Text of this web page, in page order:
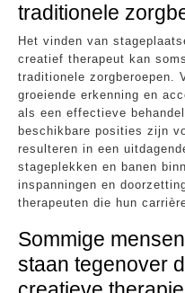
traditionele
Het vinden van
creatief therapeut kan
traditionele zorgberoepen.
groeiende erkenning en
als een effectieve
beschikbare posities zijn
resulteren in een
stageplekken en banen
inspanningen en
therapeuten die hun
Sommige
staan tegenover